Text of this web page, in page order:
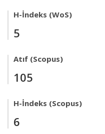
H-İndeks (WoS)
5
Atıf (Scopus)
105
H-İndeks (Scopus)
6